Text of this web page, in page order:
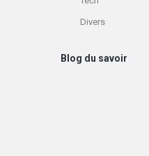
Divers
Blog du savoir